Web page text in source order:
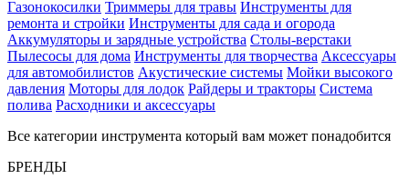
Газонокосилки Триммеры для травы Инструменты для
ремонта и стройки Инструменты для сада и огорода
Аккумуляторы и зарядные устройства Столы-верстаки
Пылесосы для дома Инструменты для творчества Аксессуары
для автомобилистов Акустические системы Мойки высокого
давления Моторы для лодок Райдеры и тракторы Система
полива Расходники и аксессуары
Все категории инструмента который вам может понадобится
БРЕНДЫ